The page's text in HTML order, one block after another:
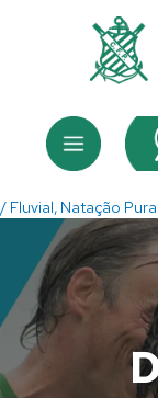
Menu
/ Fluvial, Natação Pura